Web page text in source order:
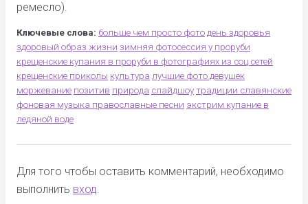
ремесло).
Ключевые слова: больше чем просто фото день здоровья
здоровый образ жизни зимняя фотосессия у проруби
крещенские купания в проруби в фотографиях из соц сетей
крещенские приколы культура лучшие фото девушек
моржевание позитив природа слайдшоу традиции славянские
фоновая музыка православные песни экстрим купание в
ледяной воде
Для того чтобы оставить комментарий, необходимо
выполнить вход.